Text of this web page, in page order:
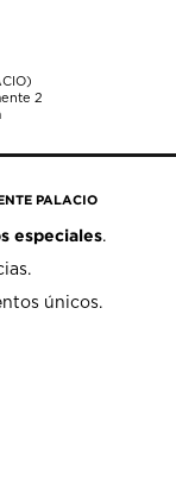
2
PALACIO
especiales.
únicos.